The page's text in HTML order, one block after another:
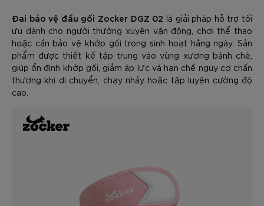
Đai bảo vệ đầu gối Zocker DGZ 02 là giải pháp hỗ trợ tối
ưu dành cho người thường xuyên vận động, chơi thể thao
hoặc cần bảo vệ khớp gối trong sinh hoạt hằng ngày. Sản
phẩm được thiết kế tập trung vào vùng xương bánh chè,
giúp ổn định khớp gối, giảm áp lực và hạn chế nguy cơ chấn
thương khi di chuyển, chạy nhảy hoặc tập luyện cường độ
cao.